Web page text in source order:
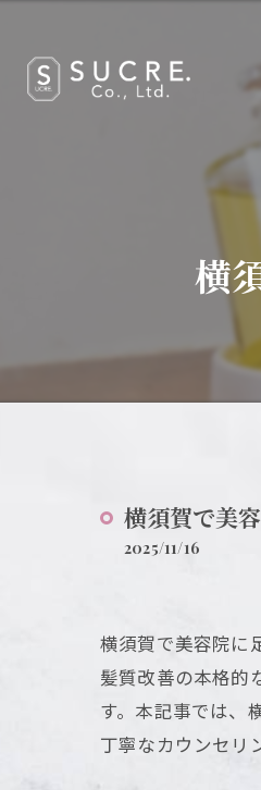
横
横須賀で美
2025/11/16
横須賀で美容院に
髪質改善の本格的
す。本記事では、
丁寧なカウンセリ